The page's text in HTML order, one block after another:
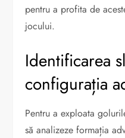
pentru a profita de
jocului.
Identificarea
configurația
Pentru a exploata
să analizeze formația